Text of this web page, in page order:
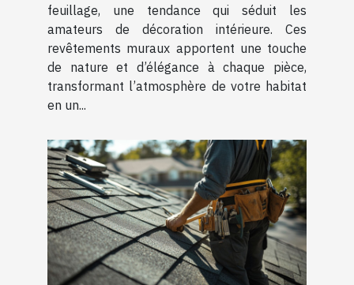
feuillage, une tendance qui séduit les
amateurs de décoration intérieure. Ces
revêtements muraux apportent une touche
de nature et d’élégance à chaque pièce,
transformant l’atmosphère de votre habitat
en un...